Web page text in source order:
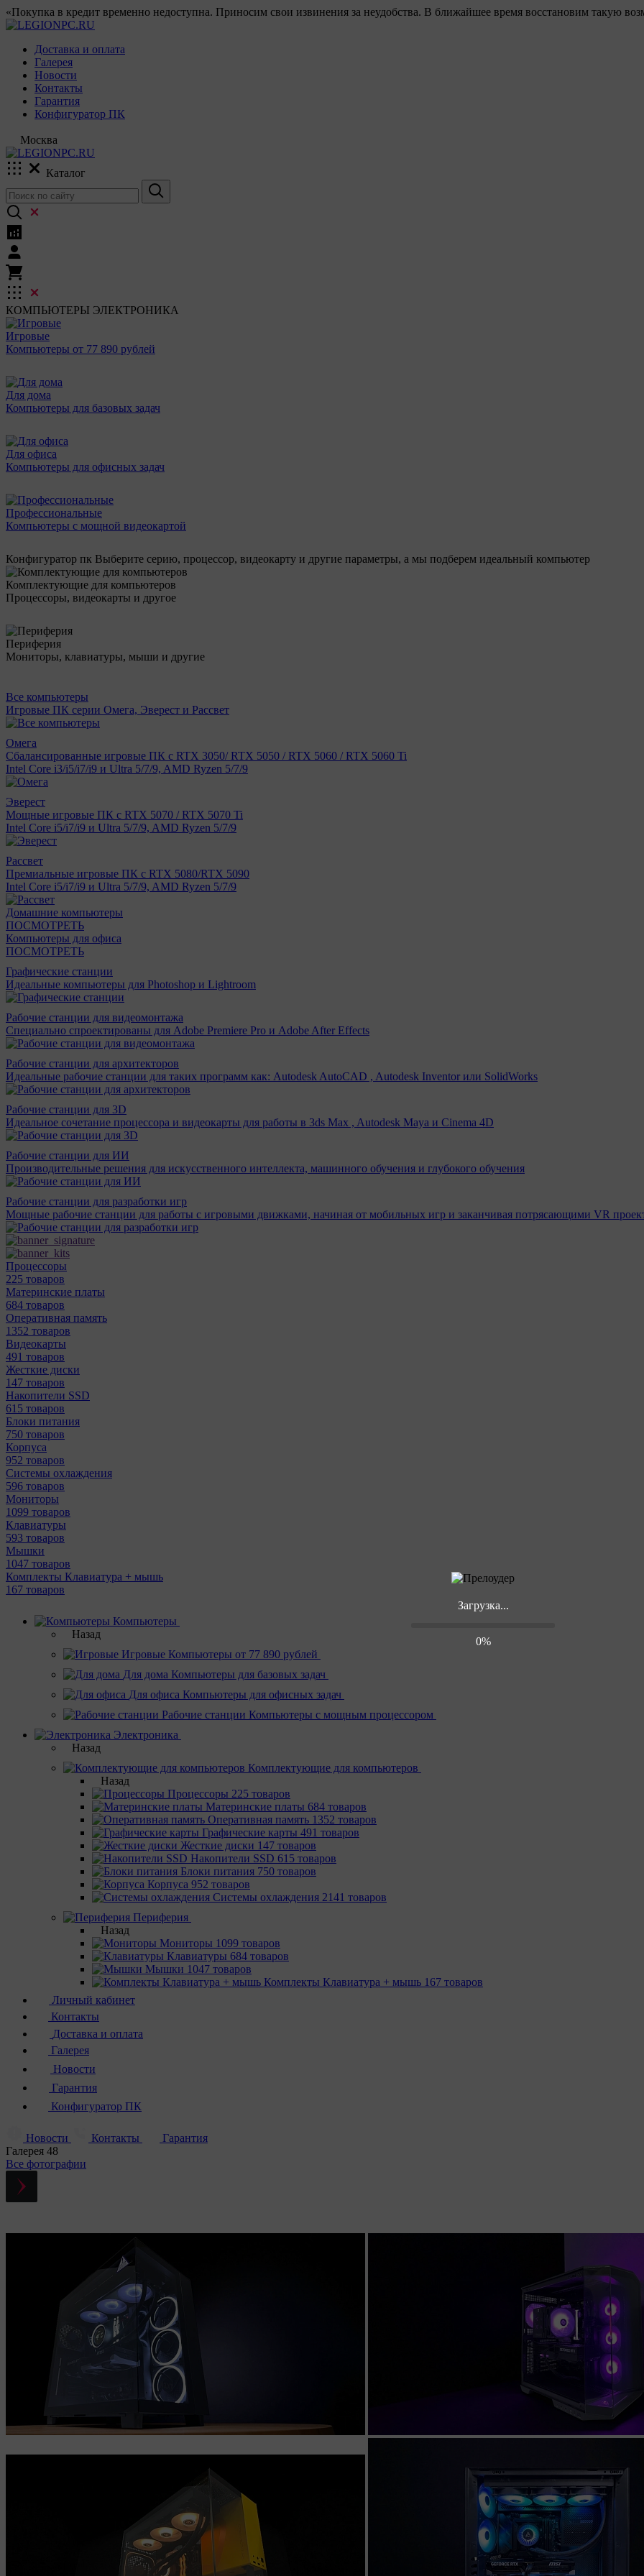
Загрузка...
0%
«Покупка в кредит временно недоступна. Приносим свои извинения за неудобства. В ближайшее время восстановим такую
Доставка и оплата
Галерея
Новости
Контакты
Гарантия
Конфигуратор ПК
Москва
Каталог
КОМПЬЮТЕРЫ ЭЛЕКТРОНИКА
Игровые
Компьютеры от 77 890 рублей
Для дома
Компьютеры для базовых задач
Для офиса
Компьютеры для офисных задач
Профессиональные
Компьютеры с мощной видеокартой
Конфигуратор пк Выберите серию, процессор, видеокарту и другие параметры, а мы подберем идеальный компьютер
Комплектующие для компьютеров
Процессоры, видеокарты и другое
Периферия
Мониторы, клавиатуры, мыши и другие
Все компьютеры
Игровые ПК серии Омега, Эверест и Рассвет
Омега
Сбалансированные игровые ПК с RTX 3050/ RTX 5050 / RTX 5060 / RTX 5060 Ti
Intel Core i3/i5/i7/i9 и Ultra 5/7/9, AMD Ryzen 5/7/9
Эверест
Мощные игровые ПК с RTX 5070 / RTX 5070 Ti
Intel Core i5/i7/i9 и Ultra 5/7/9, AMD Ryzen 5/7/9
Рассвет
Премиальные игровые ПК с RTX 5080/RTX 5090
Intel Core i5/i7/i9 и Ultra 5/7/9, AMD Ryzen 5/7/9
Домашние компьютеры
ПОСМОТРЕТЬ
Компьютеры для офиса
ПОСМОТРЕТЬ
Графические станции
Идеальные компьютеры для Photoshop и Lightroom
Рабочие станции для видеомонтажа
Специально спроектированы для Adobe Premiere Pro и Adobe After Effects
Рабочие станции для архитекторов
Идеальные рабочие станции для таких программ как: Autodesk AutoCAD , Autodesk Inventor или SolidWorks
Рабочие станции для 3D
Идеальное сочетание процессора и видеокарты для работы в 3ds Max , Autodesk Maya и Cinema 4D
Рабочие станции для ИИ
Производительные решения для искусственного интеллекта, машинного обучения и глубокого обучения
Рабочие станции для разработки игр
Мощные рабочие станции для работы с игровыми движками, начиная от мобильных игр и заканчивая потрясающими VR
Процессоры
225 товаров
Материнcкие платы
684 товаров
Оперативная память
1352 товаров
Видеокарты
491 товаров
Жесткие диски
147 товаров
Накопители SSD
615 товаров
Блоки питания
750 товаров
Корпуса
952 товаров
Системы охлаждения
596 товаров
Мониторы
1099 товаров
Клавиатуры
593 товаров
Мышки
1047 товаров
Комплекты Клавиатура + мышь
167 товаров
Компьютеры
Назад
Игровые Компьютеры от 77 890 рублей
Для дома Компьютеры для базовых задач
Для офиса Компьютеры для офисных задач
Рабочие станции Компьютеры с мощным процессором
Электроника
Назад
Комплектующие для компьютеров
Назад
Процессоры 225 товаров
Материнcкие платы 684 товаров
Оперативная память 1352 товаров
Графические карты 491 товаров
Жесткие диски 147 товаров
Накопители SSD 615 товаров
Блоки питания 750 товаров
Корпуса 952 товаров
Системы охлаждения 2141 товаров
Периферия
Назад
Мониторы 1099 товаров
Клавиатуры 684 товаров
Мышки 1047 товаров
Комплекты Клавиатура + мышь 167 товаров
Личный кабинет
Контакты
Доставка и оплата
Галерея
Новости
Гарантия
Конфигуратор ПК
Новости Контакты
Гарантия
Галерея 48
Все фотографии